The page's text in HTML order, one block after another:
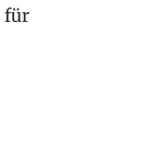
für